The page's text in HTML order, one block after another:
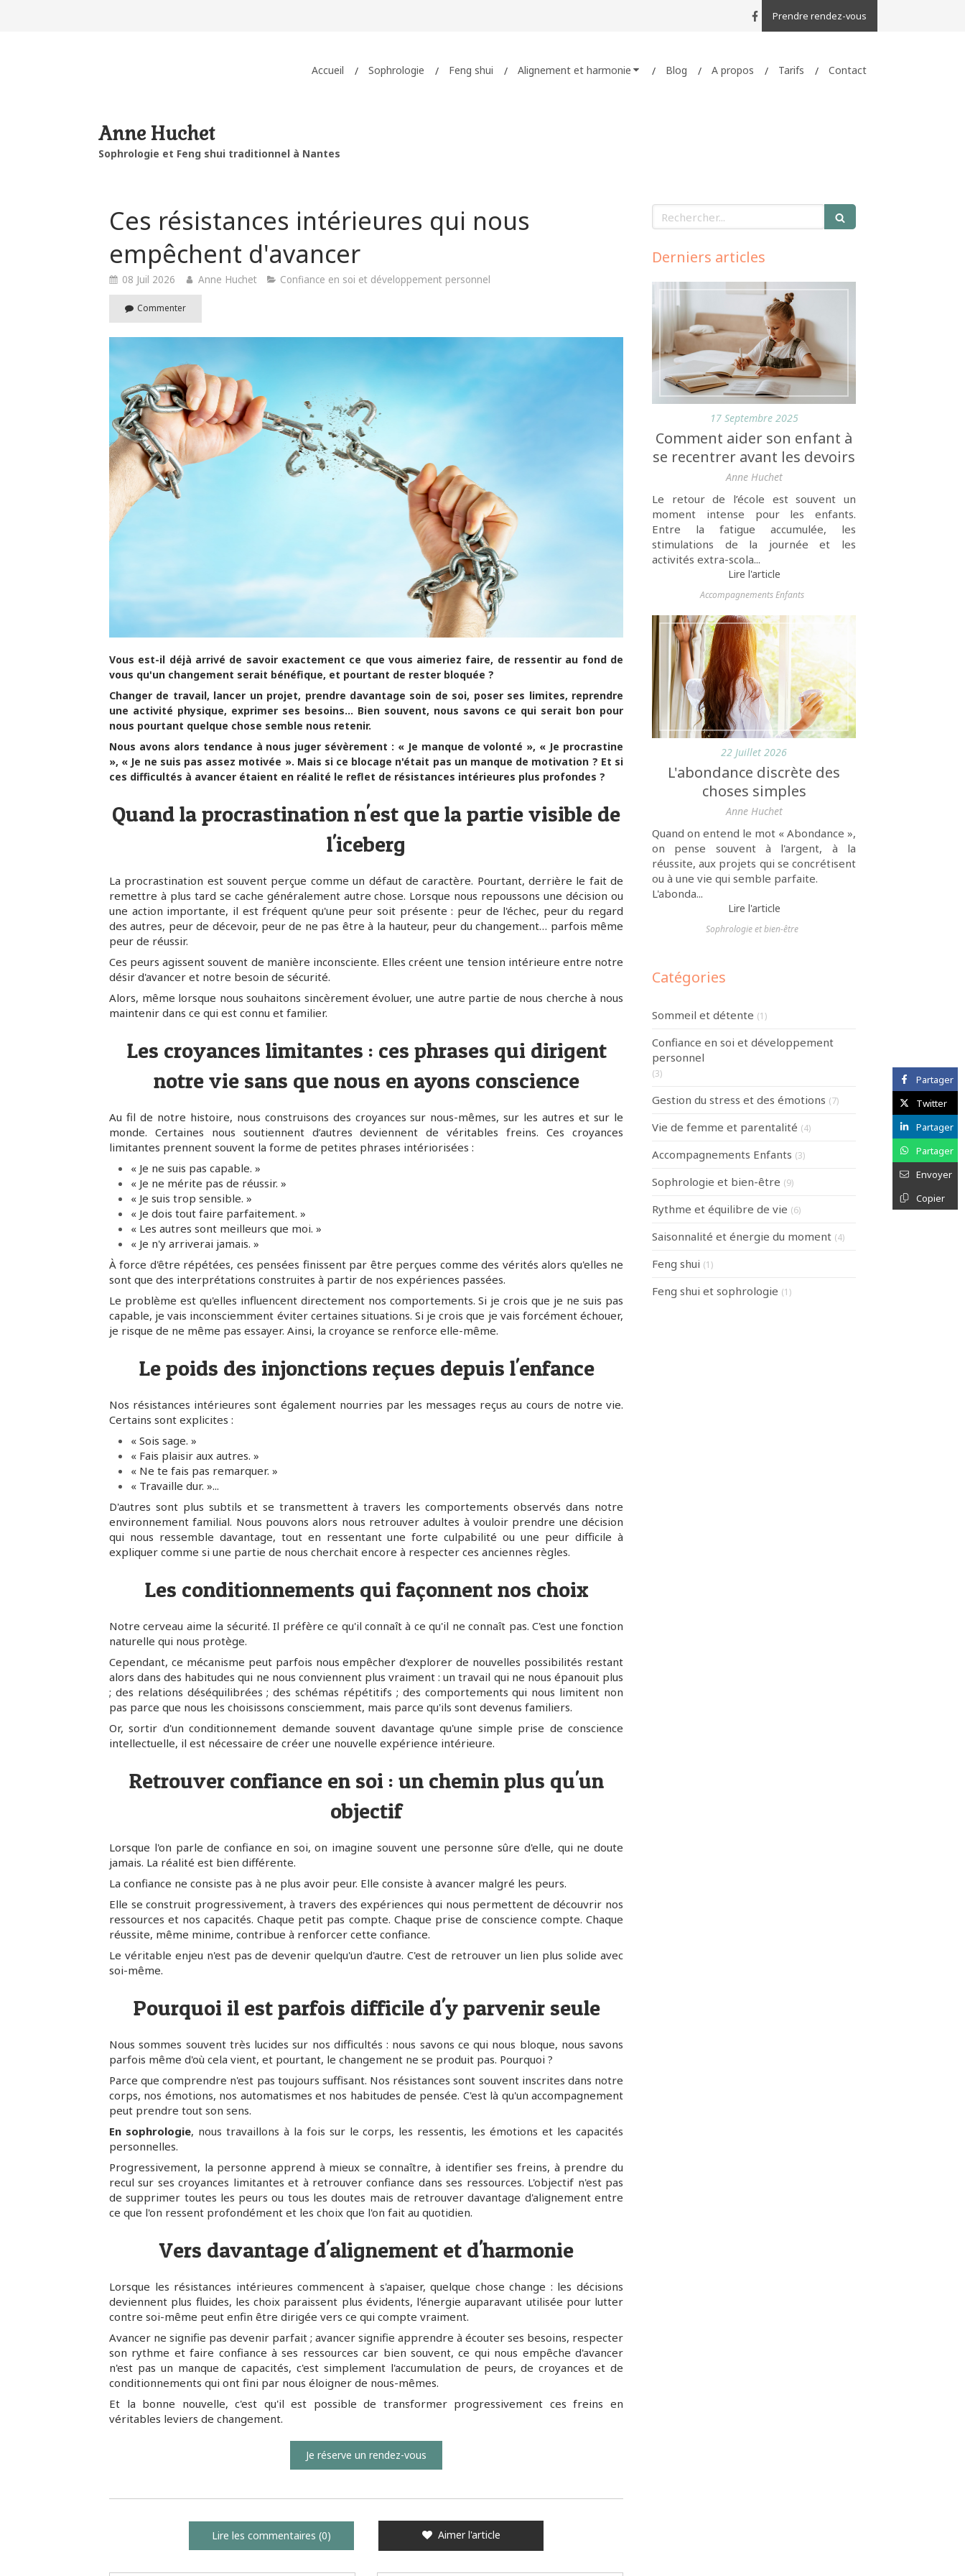
Prendre rendez-vous
Accueil Sophrologie Feng shui Alignement et harmonie Blog A propos Tarifs Contact
Anne Huchet
Sophrologie et Feng shui traditionnel à Nantes
Ces résistances intérieures qui nous
empêchent d'avancer
08 Juil 2026 Anne Huchet Confiance en soi et développement personnel
Commenter
Vous est-il déjà arrivé de savoir exactement ce que vous aimeriez faire, de ressentir au fond de
vous qu'un changement serait bénéfique, et pourtant de rester bloquée ?
Changer de travail, lancer un projet, prendre davantage soin de soi, poser ses limites, reprendre
une activité physique, exprimer ses besoins… Bien souvent, nous savons ce qui serait bon pour
nous pourtant quelque chose semble nous retenir.
Nous avons alors tendance à nous juger sévèrement : « Je manque de volonté », « Je procrastine
», « Je ne suis pas assez motivée ». Mais si ce blocage n'était pas un manque de motivation ? Et si
ces difficultés à avancer étaient en réalité le reflet de résistances intérieures plus profondes ?
Quand la procrastination n'est que la partie visible de
l'iceberg
La procrastination est souvent perçue comme un défaut de caractère. Pourtant, derrière le fait de
remettre à plus tard se cache généralement autre chose. Lorsque nous repoussons une décision ou
une action importante, il est fréquent qu'une peur soit présente : peur de l'échec, peur du regard
des autres, peur de décevoir, peur de ne pas être à la hauteur, peur du changement… parfois même
peur de réussir.
Ces peurs agissent souvent de manière inconsciente. Elles créent une tension intérieure entre notre
désir d'avancer et notre besoin de sécurité.
Alors, même lorsque nous souhaitons sincèrement évoluer, une autre partie de nous cherche à nous
maintenir dans ce qui est connu et familier.
Les croyances limitantes : ces phrases qui dirigent
notre vie sans que nous en ayons conscience
Au fil de notre histoire, nous construisons des croyances sur nous-mêmes, sur les autres et sur le
monde. Certaines nous soutiennent d’autres deviennent de véritables freins. Ces croyances
limitantes prennent souvent la forme de petites phrases intériorisées :
« Je ne suis pas capable. »
« Je ne mérite pas de réussir. »
« Je suis trop sensible. »
« Je dois tout faire parfaitement. »
« Les autres sont meilleurs que moi. »
« Je n'y arriverai jamais. »
À force d'être répétées, ces pensées finissent par être perçues comme des vérités alors qu'elles ne
sont que des interprétations construites à partir de nos expériences passées.
Le problème est qu'elles influencent directement nos comportements. Si je crois que je ne suis pas
capable, je vais inconsciemment éviter certaines situations. Si je crois que je vais forcément échouer,
je risque de ne même pas essayer. Ainsi, la croyance se renforce elle-même.
Le poids des injonctions reçues depuis l'enfance
Nos résistances intérieures sont également nourries par les messages reçus au cours de notre vie.
Certains sont explicites :
« Sois sage. »
« Fais plaisir aux autres. »
« Ne te fais pas remarquer. »
« Travaille dur. »...
D'autres sont plus subtils et se transmettent à travers les comportements observés dans notre
environnement familial. Nous pouvons alors nous retrouver adultes à vouloir prendre une décision
qui nous ressemble davantage, tout en ressentant une forte culpabilité ou une peur difficile à
expliquer comme si une partie de nous cherchait encore à respecter ces anciennes règles.
Les conditionnements qui façonnent nos choix
Notre cerveau aime la sécurité. Il préfère ce qu'il connaît à ce qu'il ne connaît pas. C'est une fonction
naturelle qui nous protège.
Cependant, ce mécanisme peut parfois nous empêcher d'explorer de nouvelles possibilités restant
alors dans des habitudes qui ne nous conviennent plus vraiment : un travail qui ne nous épanouit plus
; des relations déséquilibrées ; des schémas répétitifs ; des comportements qui nous limitent non
pas parce que nous les choisissons consciemment, mais parce qu'ils sont devenus familiers.
Or, sortir d'un conditionnement demande souvent davantage qu'une simple prise de conscience
intellectuelle, il est nécessaire de créer une nouvelle expérience intérieure.
Retrouver confiance en soi : un chemin plus qu'un
objectif
Lorsque l'on parle de confiance en soi, on imagine souvent une personne sûre d'elle, qui ne doute
jamais. La réalité est bien différente.
La confiance ne consiste pas à ne plus avoir peur. Elle consiste à avancer malgré les peurs.
Elle se construit progressivement, à travers des expériences qui nous permettent de découvrir nos
ressources et nos capacités. Chaque petit pas compte. Chaque prise de conscience compte. Chaque
réussite, même minime, contribue à renforcer cette confiance.
Le véritable enjeu n'est pas de devenir quelqu'un d'autre. C'est de retrouver un lien plus solide avec
soi-même.
Pourquoi il est parfois difficile d'y parvenir seule
Nous sommes souvent très lucides sur nos difficultés : nous savons ce qui nous bloque, nous savons
parfois même d'où cela vient, et pourtant, le changement ne se produit pas. Pourquoi ?
Parce que comprendre n'est pas toujours suffisant. Nos résistances sont souvent inscrites dans notre
corps, nos émotions, nos automatismes et nos habitudes de pensée. C'est là qu'un accompagnement
peut prendre tout son sens.
En sophrologie, nous travaillons à la fois sur le corps, les ressentis, les émotions et les capacités
personnelles.
Progressivement, la personne apprend à mieux se connaître, à identifier ses freins, à prendre du
recul sur ses croyances limitantes et à retrouver confiance dans ses ressources. L'objectif n'est pas
de supprimer toutes les peurs ou tous les doutes mais de retrouver davantage d'alignement entre
ce que l'on ressent profondément et les choix que l'on fait au quotidien.
Vers davantage d'alignement et d'harmonie
Lorsque les résistances intérieures commencent à s'apaiser, quelque chose change : les décisions
deviennent plus fluides, les choix paraissent plus évidents, l'énergie auparavant utilisée pour lutter
contre soi-même peut enfin être dirigée vers ce qui compte vraiment.
Avancer ne signifie pas devenir parfait ; avancer signifie apprendre à écouter ses besoins, respecter
son rythme et faire confiance à ses ressources car bien souvent, ce qui nous empêche d'avancer
n'est pas un manque de capacités, c'est simplement l'accumulation de peurs, de croyances et de
conditionnements qui ont fini par nous éloigner de nous-mêmes.
Et la bonne nouvelle, c'est qu'il est possible de transformer progressivement ces freins en
véritables leviers de changement.
Je réserve un rendez-vous
Lire les commentaires (0) Aimer l'article
Partager
Twitter
Partager
Partager
Envoyer
Copier
Rechercher
Derniers articles
17 Septembre 2025
Comment aider son enfant à
se recentrer avant les devoirs
Anne Huchet
Le retour de l’école est souvent un
moment intense pour les enfants.
Entre la fatigue accumulée, les
stimulations de la journée et les
activités extra-scola...
Lire l'article
Accompagnements Enfants
22 Juillet 2026
L'abondance discrète des
choses simples
Anne Huchet
Quand on entend le mot « Abondance »,
on pense souvent à l'argent, à la
réussite, aux projets qui se concrétisent
ou à une vie qui semble parfaite.
L'abonda...
Lire l'article
Sophrologie et bien-être
Catégories
Sommeil et détente (1)
Confiance en soi et développement
personnel
(3)
Gestion du stress et des émotions (7)
Vie de femme et parentalité (4)
Accompagnements Enfants (3)
Sophrologie et bien-être (9)
Rythme et équilibre de vie (6)
Saisonnalité et énergie du moment (4)
Feng shui (1)
Feng shui et sophrologie (1)